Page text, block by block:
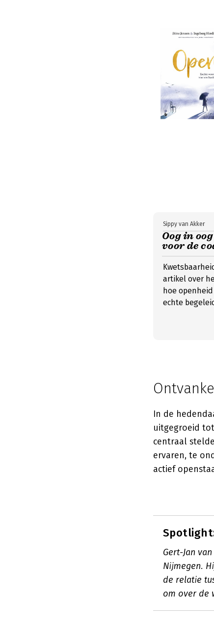
Oog in
voor de
Sippy van Akker
artikel over
hoe
echte
In de
uitgegroeid
centraal
ervaren, te
actief
Gert-Jan
Nijmegen.
de relatie
om over de